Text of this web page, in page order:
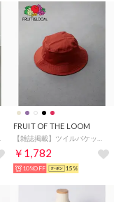
FRUIT OF THE LOOM
￥1,782
10%OFF 15%